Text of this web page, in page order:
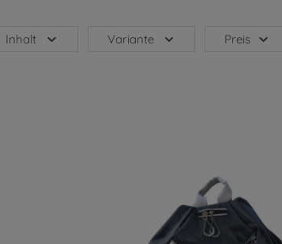
Inhalt Variante Preis